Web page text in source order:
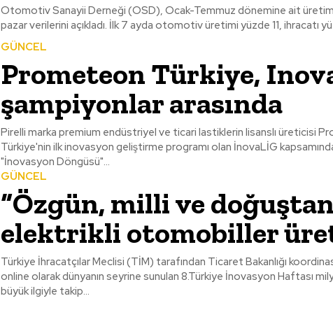
Otomotiv Sanayii Derneği (OSD), Ocak-Temmuz dönemine ait
pazar verilerini açıkladı. İlk 7 ayda otomotiv üretimi yüzde 11, ihracatı
GÜNCEL
Prometeon Türkiye,
şampiyonlar arasında
Pirelli marka premium endüstriyel ve ticari lastiklerin lisanslı üreticisi
Türkiye'nin ilk inovasyon geliştirme programı olan İnovaLİG
"İnovasyon Döngüsü"...
GÜNCEL
“Özgün, milli ve doğuştan
elektrikli otomobiller
Türkiye İhracatçılar Meclisi (TİM) tarafından Ticaret Bakanlığı
online olarak dünyanın seyrine sunulan 8.Türkiye İnovasyon Haftası
büyük ilgiyle takip...